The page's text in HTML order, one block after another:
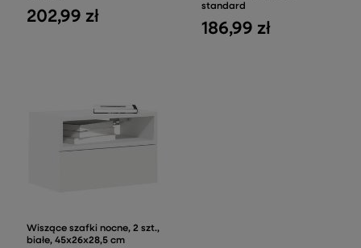
202,99 zł
standard
186,99 zł
Wiszące szafki nocne, 2 szt.,
białe, 45x26x28,5 cm